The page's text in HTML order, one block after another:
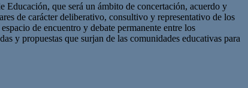
que será un ámbito de concertación, acuerdo y
de carácter deliberativo, consultivo y representativo de los
de encuentro y debate permanente entre los
y propuestas que surjan de las comunidades educativas para